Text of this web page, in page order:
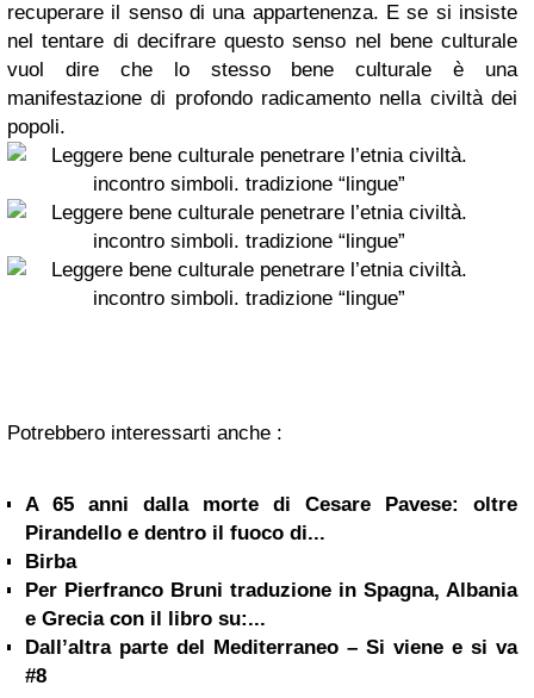
recuperare il senso di una appartenenza. E se si insiste
nel tentare di decifrare questo senso nel bene culturale
vuol dire che lo stesso bene culturale è una
manifestazione di profondo radicamento nella civiltà dei
popoli.
Potrebbero interessarti anche :
A 65 anni dalla morte di Cesare Pavese: oltre
Pirandello e dentro il fuoco di...
Birba
Per Pierfranco Bruni traduzione in Spagna, Albania
e Grecia con il libro su:...
Dall’altra parte del Mediterraneo – Si viene e si va
#8